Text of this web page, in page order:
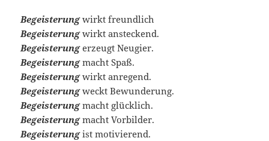
Begeisterungwirkt freundlich
Begeisterungwirkt ansteckend.
Begeisterungerzeugt Neugier.
Begeisterungmacht Spaß.
Begeisterungwirkt anregend.
Begeisterungweckt Bewunderung.
Begeisterungmacht glücklich.
Begeisterungmacht Vorbilder.
Begeisterungist motivierend.